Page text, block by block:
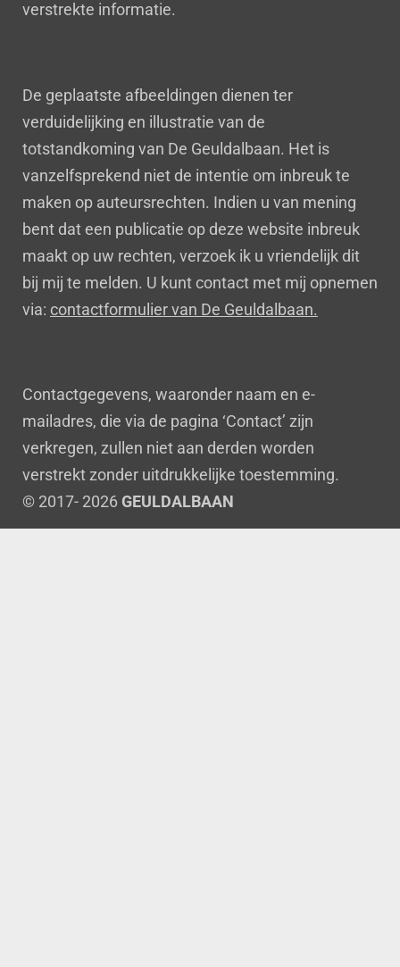
verstrekte informatie.
De geplaatste afbeeldingen dienen ter
verduidelijking en illustratie van de
totstandkoming van De Geuldalbaan. Het is
vanzelfsprekend niet de intentie om inbreuk te
maken op auteursrechten. Indien u van mening
bent dat een publicatie op deze website inbreuk
maakt op uw rechten, verzoek ik u vriendelijk dit
bij mij te melden. U kunt contact met mij opnemen
via: contactformulier van De Geuldalbaan.
Contactgegevens, waaronder naam en e-
mailadres, die via de pagina ‘Contact’ zijn
verkregen, zullen niet aan derden worden
verstrekt zonder uitdrukkelijke toestemming.
© 2017- 2026 GEULDALBAAN